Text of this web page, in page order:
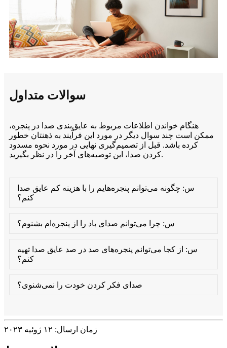
سوالات متداول
هنگام خواندن اطلاعات مربوط به عایق‌بندی صدا در پنجره،
ممکن است چند سوال دیگر در مورد این فرآیند به ذهنتان خطور
کرده باشد. قبل از تصمیم‌گیری نهایی در مورد نحوه مسدود
کردن صدا، این توصیه‌های آخر را در نظر بگیرید.
س: چگونه می‌توانم پنجره‌هایم را با هزینه کم عایق صدا
کنم؟
س: چرا می‌توانم صدای باد را از پنجره‌ام بشنوم؟
س: از کجا می‌توانم پنجره‌های صد در صد عایق صدا تهیه
کنم؟
صدای فکر کردن خودت را نمی‌شنوی؟
زمان ارسال: ۱۲ ژوئیه ۲۰۲۳